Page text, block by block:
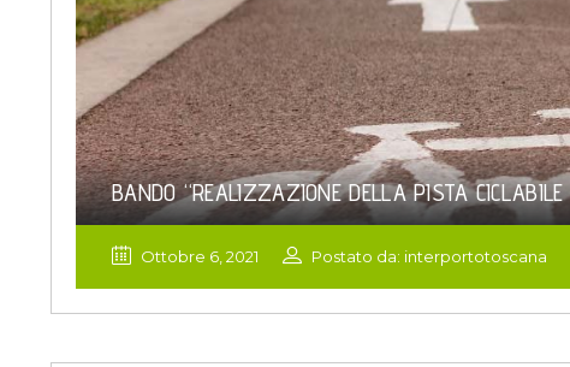
BANDO “REALIZZAZIONE DELLA PISTA
Ottobre 6, 2021 Postato da: interportotoscana